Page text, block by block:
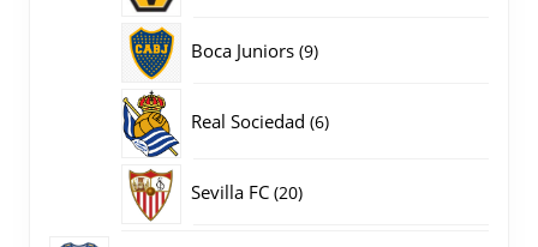
Boca Juniors 99
Real Sociedad 66
Sevilla FC 2020